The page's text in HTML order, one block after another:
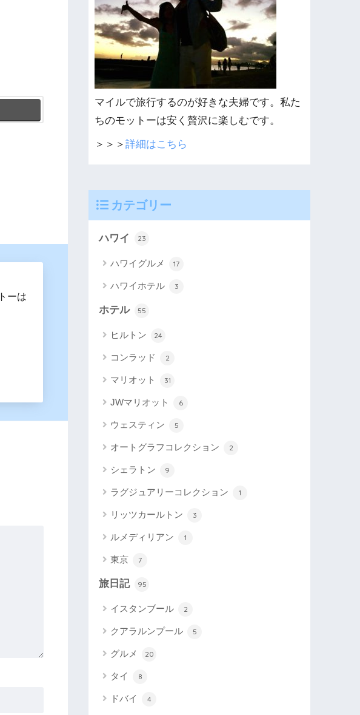
ーは
マイルで旅行するのが好きな夫婦です。私た
ちのモットーは安く贅沢に楽しむです。
＞＞＞詳細はこちら
カテゴリー
ハワイ 23
ハワイグルメ 17
ハワイホテル 3
ホテル 55
ヒルトン 24
コンラッド 2
マリオット 31
JWマリオット 6
ウェスティン 5
オートグラフコレクション 2
シェラトン 9
ラグジュアリーコレクション 1
リッツカールトン 3
ルメディリアン 1
東京 7
旅日記 95
イスタンブール 2
クアラルンプール 5
グルメ 20
タイ 8
ドバイ 4